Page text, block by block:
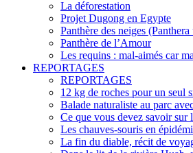
La déforestation
Projet Dugong en Egypte
Panthère des neiges
Panthère de l’Amour
Les requins : mal-aimés car
REPORTAGES
REPORTAGES
12 kg de roches pour un seul
Balade naturaliste au parc
Ce que vous devez savoir sur
Les chauves-souris en
La fin du diable, récit de